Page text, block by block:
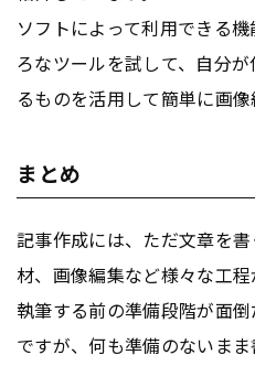
ソフトによって利用できる
ろなツールを試して、自分
るものを活用して簡単に画像
まとめ
記事作成には、ただ文章を
材、画像編集など様々な工程
執筆する前の準備段階が面倒
ですが、何も準備のないま